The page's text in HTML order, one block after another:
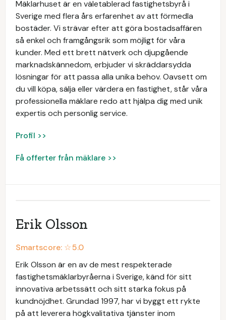
Mäklarhuset är en väletablerad fastighetsbyrå i
Sverige med flera års erfarenhet av att förmedla
bostäder. Vi strävar efter att göra bostadsaffären
så enkel och framgångsrik som möjligt för våra
kunder. Med ett brett nätverk och djupgående
marknadskännedom, erbjuder vi skräddarsydda
lösningar för att passa alla unika behov. Oavsett om
du vill köpa, sälja eller värdera en fastighet, står våra
professionella mäklare redo att hjälpa dig med unik
expertis och personlig service.
Profil >>
Få offerter från mäklare >>
Erik Olsson
Smartscore: ☆5.0
Erik Olsson är en av de mest respekterade
fastighetsmäklarbyråerna i Sverige, känd för sitt
innovativa arbetssätt och sitt starka fokus på
kundnöjdhet. Grundad 1997, har vi byggt ett rykte
på att leverera högkvalitativa tjänster inom